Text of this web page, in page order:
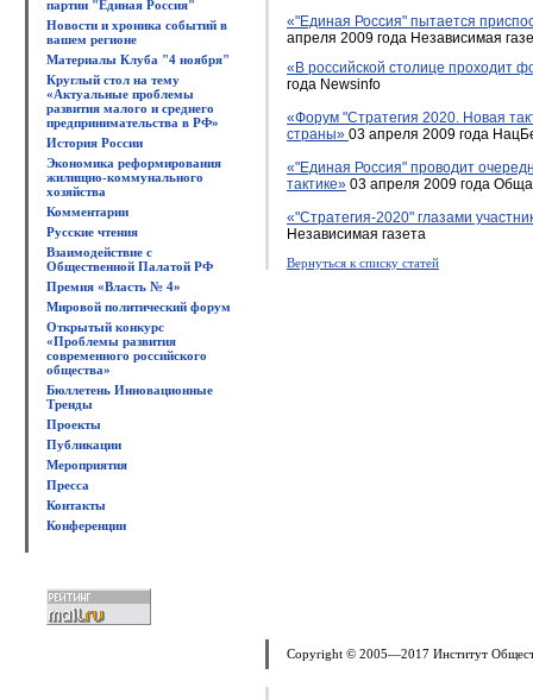
партии "Единая Россия"
Новости и хроника событий в
вашем регионе
Материалы Клуба "4 ноября"
Круглый стол на тему
«Актуальные проблемы
развития малого и среднего
предпринимательства в РФ»
История России
Экономика реформирования
жилищно-коммунального
хозяйства
Комментарии
Русские чтения
Взаимодействие с
Общественной Палатой РФ
Премия «Власть № 4»
Мировой политический форум
Открытый конкурс
«Проблемы развития
современного российского
общества»
Бюллетень Инновационные
Тренды
Проекты
Публикации
Мероприятия
Пресса
Контакты
Конференции
«"Единая Россия" пытается
апреля 2009 года Независимая
«В российской столице проходит
года Newsinfo
«Форум "Стратегия 2020. Новая
страны» 03 апреля 2009 года
«"Единая Россия" проводит
тактике» 03 апреля 2009 года
«"Стратегия-2020" глазами
Независимая газета
Вернуться к списку статей
Copyright © 2005—2017 Институт